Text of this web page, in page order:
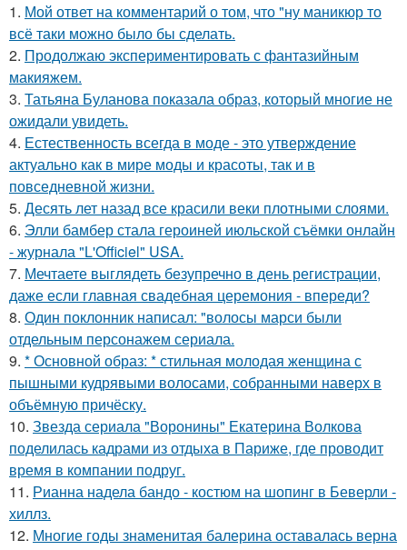
1. Мой ответ на комментарий о том, что "ну маникюр то
всё таки можно было бы сделать.
2. Продолжаю экспериментировать с фантазийным
макияжем.
3. Татьяна Буланова показала образ, который многие не
ожидали увидеть.
4. Естественность всегда в моде - это утверждение
актуально как в мире моды и красоты, так и в
повседневной жизни.
5. Десять лет назад все красили веки плотными слоями.
6. Элли бамбер стала героиней июльской съёмки онлайн
- журнала "L'Officiel" USA.
7. Мечтаете выглядеть безупречно в день регистрации,
даже если главная свадебная церемония - впереди?
8. Один поклонник написал: "волосы марси были
отдельным персонажем сериала.
9. * Основной образ: * стильная молодая женщина с
пышными кудрявыми волосами, собранными наверх в
объёмную причёску.
10. Звезда сериала "Воронины" Екатерина Волкова
поделилась кадрами из отдыха в Париже, где проводит
время в компании подруг.
11. Рианна надела бандо - костюм на шопинг в Беверли -
хиллз.
12. Многие годы знаменитая балерина оставалась верна